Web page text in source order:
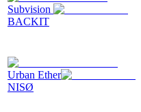
Subvision
BACKIT
Urban Ether
NISØ